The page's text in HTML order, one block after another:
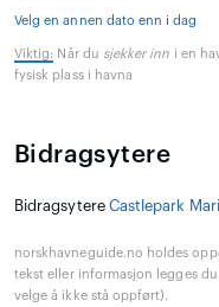
Velg en annen dato enn i dag
Viktig: Når du sjekker inn i en
fysisk plass i havna
Bidragsytere
Bidragsytere Castlepark
norskhavneguide.no holdes
tekst eller informasjon legges
velge å ikke stå oppført).